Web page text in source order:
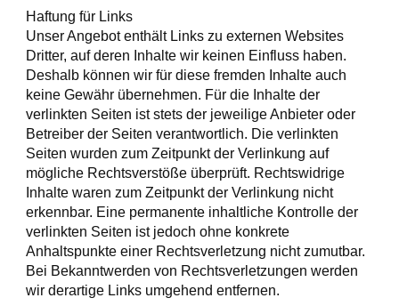
Haftung für Links
Unser Angebot enthält Links zu externen Websites
Dritter, auf deren Inhalte wir keinen Einfluss haben.
Deshalb können wir für diese fremden Inhalte auch
keine Gewähr übernehmen. Für die Inhalte der
verlinkten Seiten ist stets der jeweilige Anbieter oder
Betreiber der Seiten verantwortlich. Die verlinkten
Seiten wurden zum Zeitpunkt der Verlinkung auf
mögliche Rechtsverstöße überprüft. Rechtswidrige
Inhalte waren zum Zeitpunkt der Verlinkung nicht
erkennbar. Eine permanente inhaltliche Kontrolle der
verlinkten Seiten ist jedoch ohne konkrete
Anhaltspunkte einer Rechtsverletzung nicht zumutbar.
Bei Bekanntwerden von Rechtsverletzungen werden
wir derartige Links umgehend entfernen.